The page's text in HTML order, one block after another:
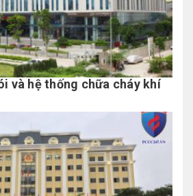
và hệ thống chữa cháy khí